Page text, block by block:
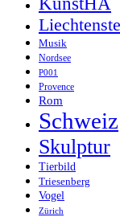
Musik
Nordsee
P001
Provence
Rom
Schweiz
Skulptur
Tierbild
Triesenberg
Vogel
Zürich